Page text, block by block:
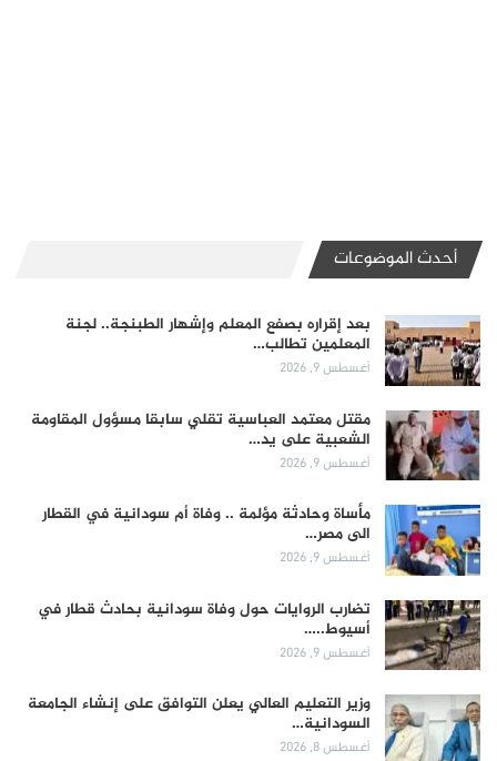
أحدث الموضوعات
بعد إقراره بصفع المعلم وإشهار الطبنجة.. لجنة
المعلمين تطالب…
أغسطس 9, 2026
مقتل معتمد العباسية تقلي سابقا مسؤول المقاومة
الشعبية على يد…
أغسطس 9, 2026
مأساة وحادثة مؤلمة .. وفاة أم سودانية في القطار
الى مصر…
أغسطس 9, 2026
تضارب الروايات حول وفاة سودانية بحادث قطار في
أسيوط..…
أغسطس 9, 2026
وزير التعليم العالي يعلن التوافق على إنشاء الجامعة
السودانية…
أغسطس 8, 2026